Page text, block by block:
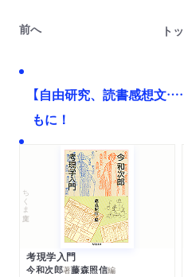
前へ ト
【自由研究、読書感想文
もに！
ちくま文庫
考現学入門
今和次郎著藤森照信編